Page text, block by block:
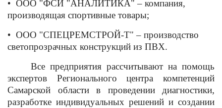
• ООО "ФСИ "АНАЛИТИКА" – компания,
производящая спортивные товары;
• ООО "СПЕЦРЕМСТРОЙ-Т" – производство
светопрозрачных конструкций из ПВХ.
Все предприятия рассчитывают на помощь
экспертов Регионального центра компетенций
Самарской области в проведении диагностики,
разработке индивидуальных решений и создании